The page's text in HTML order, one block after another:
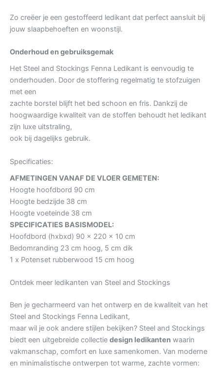
Zo creëer je een gestoffeerd ledikant dat perfect aansluit bij
jouw slaapbehoeften en woonstijl.
Onderhoud en gebruiksgemak
Het Steel and Stockings Fenna Ledikant is eenvoudig te
onderhouden. Door de stoffering regelmatig te stofzuigen
met een
zachte borstel blijft het bed schoon en fris. Dankzij de
hoogwaardige kwaliteit van de stoffen behoudt het ledikant
zijn luxe uitstraling,
ook bij dagelijks gebruik.
Specificaties:
AFMETINGEN VANAF DE VLOER GEMETEN:
Hoogte hoofdbord 90 cm
Hoogte bedzijde 38 cm
Hoogte voeteinde 38 cm
SPECIFICATIES BASISMODEL:
Hoofdbord (hxbxd) 90 x 220 x 10 cm
Bedomranding 23 cm hoog, 5 cm dik
1 x Potenset rubberwood 15 cm hoog
Ontdek meer ledikanten van Steel and Stockings
Ben je gecharmeerd van het ontwerp en de kwaliteit van het
Steel and Stockings Fenna Ledikant,
maar wil je ook andere stijlen bekijken? Steel and Stockings
biedt een uitgebreide collectie design ledikanten waarin
vakmanschap, comfort en luxe samenkomen. Van moderne
en minimalistische ontwerpen tot warme, zachte vormen: